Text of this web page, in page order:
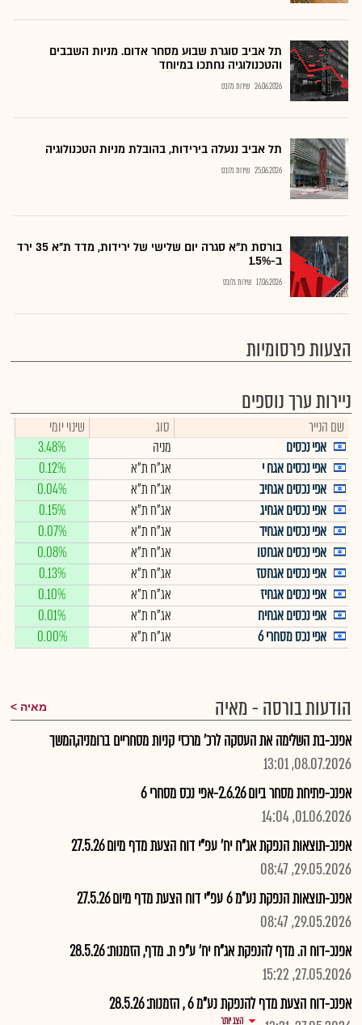
תל אביב סוגרת שבוע מסחר אדום. מניות השבבים
והטכנולוגיה נחתכו במיוחד
26.06.2026 שירות גלובס
תל אביב ננעלה בירידות, בהובלת מניות הטכנולוגיה
25.06.2026 שירות גלובס
בורסת ת"א סגרה יום שלישי של ירידות, מדד ת"א 35 ירד
ב-1.5%
17.06.2026 שירות גלובס
הצעות פרסומיות
ניירות ערך נוספים
שם הנייר סוג
שינוי יומי
אפי נכסים
מניה
3.48%
אפי נכסים אגח י
אג"ח ת"א
0.12%
אפי נכסים אגחיב
אג"ח ת"א
0.04%
אפי נכסים אגחיג
אג"ח ת"א
0.15%
אפי נכסים אגחיד
אג"ח ת"א
0.07%
אפי נכסים אגחטו
אג"ח ת"א
0.08%
אפי נכסים אגחטז
אג"ח ת"א
0.13%
אפי נכסים אגחיז
אג"ח ת"א
0.10%
אפי נכסים אגחיח
אג"ח ת"א
0.01%
אפי נכס מסחרי 6
אג"ח ת"א 0.00%
הודעות בורסה - מאיה מאיה
אפנכ-בת השלימה את העסקה לרכ' מרכזי קניות מסחריים ברומניה,המשך
08.07.2026, 13:01
אפנכ-פתיחת מסחר ביום 2.6.26-אפי נכס מסחרי 6
01.06.2026, 14:04
אפנכ-תוצאות הנפקת אג"ח יח' עפ"י דוח הצעת מדף מיום 27.5.26
29.05.2026, 08:47
אפנכ-תוצאות הנפקת נע"מ 6 עפ"י דוח הצעת מדף מיום 27.5.26
29.05.2026, 08:47
אפנכ-דוח ה. מדף להנפקת אג"ח יח' ע"פ ת. מדף, הזמנות: 28.5.26
27.05.2026, 15:22
אפנכ-דוח הצעת מדף להנפקת נע"מ 6 , הזמנות: 28.5.26
הצג יותר